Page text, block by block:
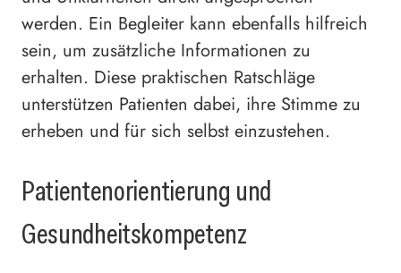
werden. Ein Begleiter kann ebenfalls hilfreich
sein, um zusätzliche Informationen zu
erhalten. Diese praktischen Ratschläge
unterstützen Patienten dabei, ihre Stimme zu
erheben und für sich selbst einzustehen.
Patientenorientierung und
Gesundheitskompetenz